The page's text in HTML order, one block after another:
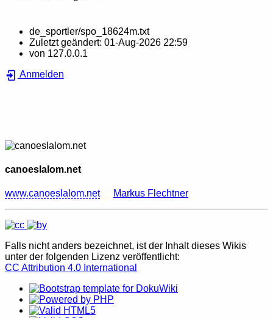
de_sportler/spo_18624m.txt
Zuletzt geändert: 01-Aug-2026 22:59
von 127.0.0.1
Anmelden
canoeslalom.net
www.canoeslalom.net Markus Flechtner
Falls nicht anders bezeichnet, ist der Inhalt dieses Wikis
unter der folgenden Lizenz veröffentlicht:
CC Attribution 4.0 International